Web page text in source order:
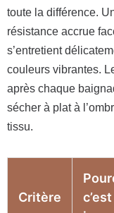
toute la différence.
résistance accrue
s’entretient
couleurs vibrantes.
après chaque
sécher à plat à
tissu.
Critère
c’est